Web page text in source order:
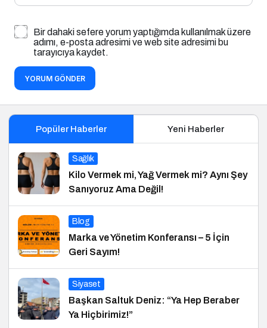
Bir dahaki sefere yorum yaptığımda kullanılmak üzere
adımı, e-posta adresimi ve web site adresimi bu
tarayıcıya kaydet.
YORUM GÖNDER
Popüler Haberler Yeni Haberler
Sağlık
Kilo Vermek mi, Yağ Vermek mi? Aynı Şey
Sanıyoruz Ama Değil!
Blog
Marka ve Yönetim Konferansı – 5 İçin
Geri Sayım!
Siyaset
Başkan Saltuk Deniz: “Ya Hep Beraber
Ya Hiçbirimiz!”